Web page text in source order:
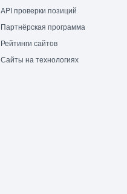
API проверки позиций
Партнёрская программа
Рейтинги сайтов
Сайты на технологиях